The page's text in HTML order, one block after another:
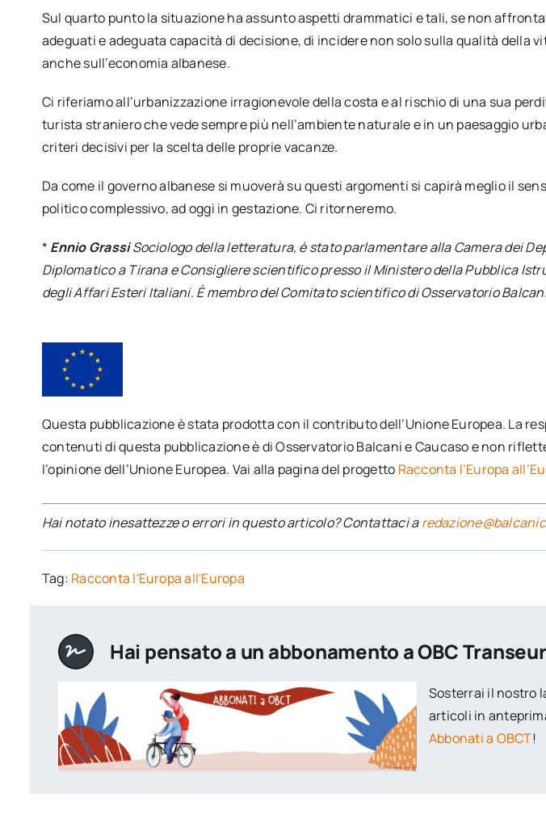
Sul quarto punto la situazione ha assunto aspetti drammatici e tali, se non
adeguati e adeguata capacità di decisione, di incidere non solo sulla qualità della
anche sull’economia albanese.
Ci riferiamo all’urbanizzazione irragionevole della costa e al rischio di una sua
turista straniero che vede sempre più nell’ambiente naturale e in un paesaggio
criteri decisivi per la scelta delle proprie vacanze.
Da come il governo albanese si muoverà su questi argomenti si capirà meglio il
politico complessivo, ad oggi in gestazione. Ci ritorneremo.
* Ennio GrassiSociologo della letteratura, è stato parlamentare alla Camera dei
Diplomatico a Tirana e Consigliere scientifico presso il Ministero della Pubblica
degli Affari Esteri Italiani. È membro del Comitato scientifico di Osservatorio
Questa pubblicazione è stata prodotta con il contributo dell’Unione Europea. La
contenuti di questa pubblicazione è di Osservatorio Balcani e Caucaso e non
l’opinione dell’Unione Europea. Vai alla pagina del progetto Racconta l’Europa
Hai notato inesattezze o errori in questo articolo? Contattaci a
Tag: Racconta l'Europa all'Europa
Hai pensato a un abbonamento a OBC
Sosterrai il nostro
articoli in
Abbonati a OBCT!